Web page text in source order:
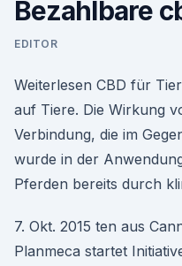
Bezahlbare
EDITOR
Weiterlesen CBD für
auf Tiere. Die Wirkung
Verbindung, die im
wurde in der
Pferden bereits durch
7. Okt. 2015 ten aus
Planmeca startet